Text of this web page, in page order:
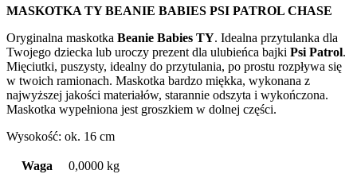
MASKOTKA TY BEANIE BABIES PSI PATROL CHASE
Oryginalna maskotka Beanie Babies TY. Idealna przytulanka dla
Twojego dziecka lub uroczy prezent dla ulubieńca bajki Psi Patrol.
Mięciutki, puszysty, idealny do przytulania, po prostu rozpływa się
w twoich ramionach. Maskotka bardzo miękka, wykonana z
najwyższej jakości materiałów, starannie odszyta i wykończona.
Maskotka wypełniona jest groszkiem w dolnej części.
Wysokość: ok. 16 cm
Waga 0,0000 kg